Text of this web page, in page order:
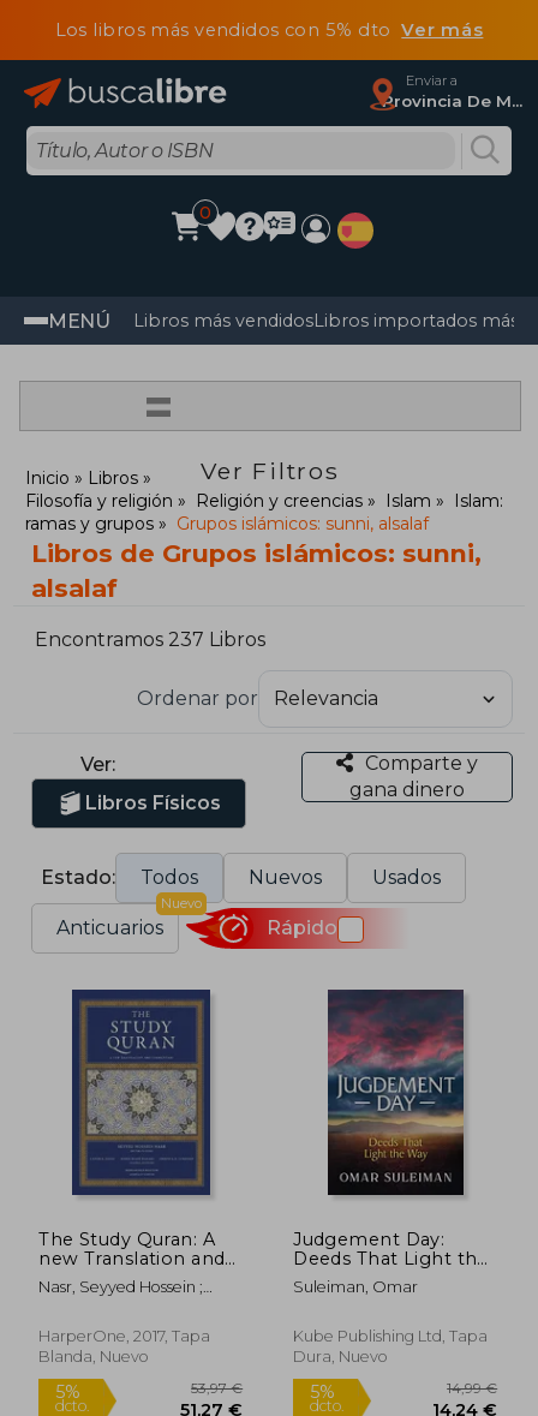
Los libros más vendidos con 5% dtoVer más
Enviar a
Provincia De Madrid
0
MENÚ Libros más vendidosLibros importados más
=
Ver Filtros
Inicio
Libros
Filosofía y religión
Religión y creencias Islam
Islam:
ramas y grupos
Grupos islámicos: sunni, alsalaf
Libros de Grupos islámicos: sunni,
alsalaf
Encontramos 237 Libros
Ordenar por
Ver:
Libros Físicos
Comparte y
gana dinero
Estado: Todos Nuevos Usados
Anticuarios
Nuevo
Rápido
The Study Quran: A
new Translation and
Commentary (en
Inglés)
Nasr, Seyyed Hossein ;
Maria Massi
HarperOne, 2017, Tapa
Blanda, Nuevo
Judgement Day:
Deeds That Light the
way (en Inglés)
Suleiman, Omar
Kube Publishing Ltd, Tapa
Dura, Nuevo